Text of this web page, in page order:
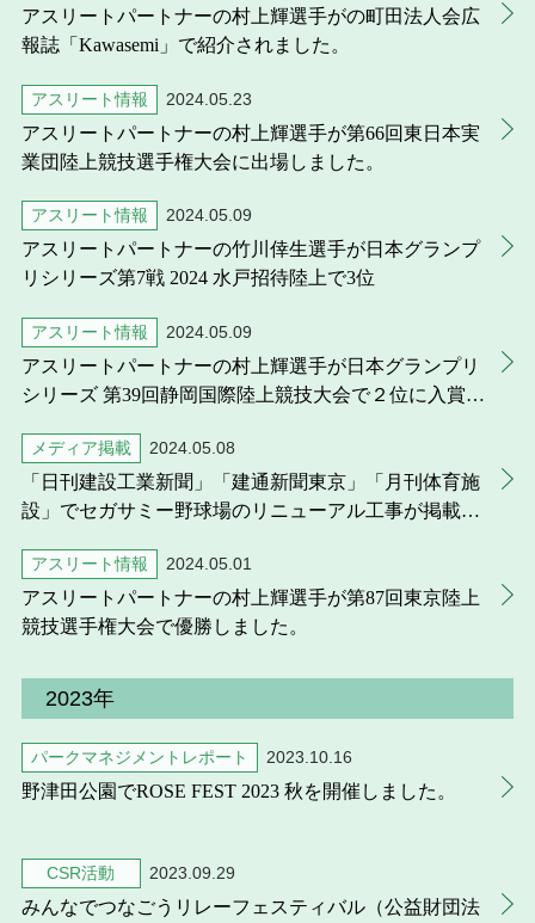
アスリートパートナーの村上輝選手がの町田法人会広
報誌「Kawasemi」で紹介されました。
2024.05.23
アスリート情報
アスリートパートナーの村上輝選手が第66回東日本実
業団陸上競技選手権大会に出場しました。
2024.05.09
アスリート情報
アスリートパートナーの竹川倖生選手が日本グランプ
リシリーズ第7戦 2024 水戸招待陸上で3位
2024.05.09
アスリート情報
アスリートパートナーの村上輝選手が日本グランプリ
シリーズ 第39回静岡国際陸上競技大会で２位に入賞し
2024.05.08
メディア掲載
「日刊建設工業新聞」「建通新聞東京」「月刊体育施
設」でセガサミー野球場のリニューアル工事が掲載さ
2024.05.01
アスリート情報
アスリートパートナーの村上輝選手が第87回東京陸上
競技選手権大会で優勝しました。
2023年
2023.10.16
パークマネジメントレポート
野津田公園でROSE FEST 2023 秋を開催しました。
2023.09.29
CSR活動
みんなでつなごうリレーフェスティバル（公益財団法